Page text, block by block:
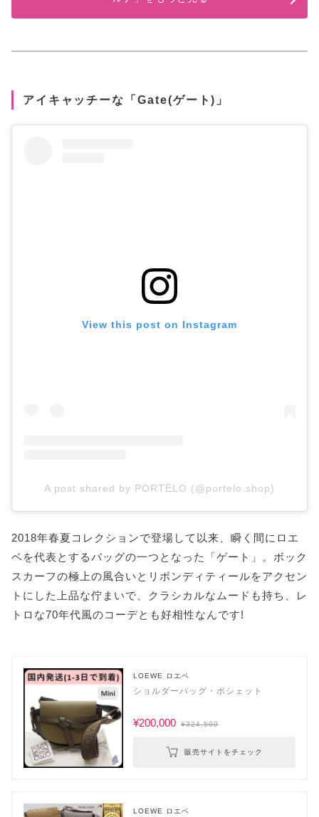
アイキャッチーな「Gate(ゲート)」
View this post on Instagram
A post shared by PORTÈLO (@portelo.shop)
2018年春夏コレクションで登場して以来、瞬く間にロエ
ベを代表とするバッグの一つとなった「ゲート」。ボック
スカーフの極上の風合いとリボンディティールをアクセン
トにした上品な佇まいで、クラシカルなムードも持ち、レ
トロな70年代風のコーデとも好相性なんです!
LOEWE ロエベ
ショルダーバッグ・ポシェット
¥200,000 ¥324,500
販売サイトをチェック
LOEWE ロエベ